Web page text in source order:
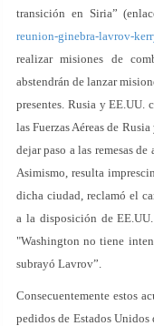
transición en Siria”
reunion-ginebra-lavrov-
realizar misiones de
abstendrán de lanzar
presentes. Rusia y EE.UU.
las Fuerzas Aéreas de
dejar paso a las remesas
Asimismo, resulta
dicha ciudad, reclamó el
a la disposición de
"Washington no tiene
subrayó Lavrov”.
Consecuentemente estos
pedidos de Estados